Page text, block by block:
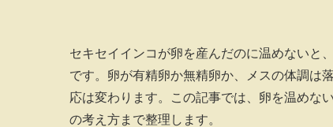
セキセイインコが卵を産んだのに温めないと
です。卵が有精卵か無精卵か、メスの体調は
応は変わります。この記事では、卵を温めな
の考え方まで整理します。